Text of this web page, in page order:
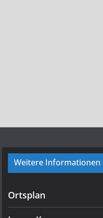
Weitere Informationen
Ortsplan